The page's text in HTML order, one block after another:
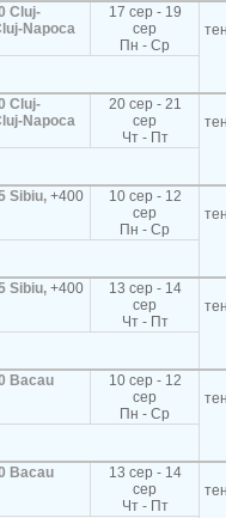
Cluj-
Napoca
17 сер - 19
сер
Пн - Ср
Cluj-
Napoca
20 сер - 21
сер
Чт - Пт
Sibiu,+400
10 сер - 12
сер
Пн - Ср
Sibiu,+400
13 сер - 14
сер
Чт - Пт
Bacau
10 сер - 12
сер
Пн - Ср
Bacau
13 сер - 14
сер
Чт - Пт